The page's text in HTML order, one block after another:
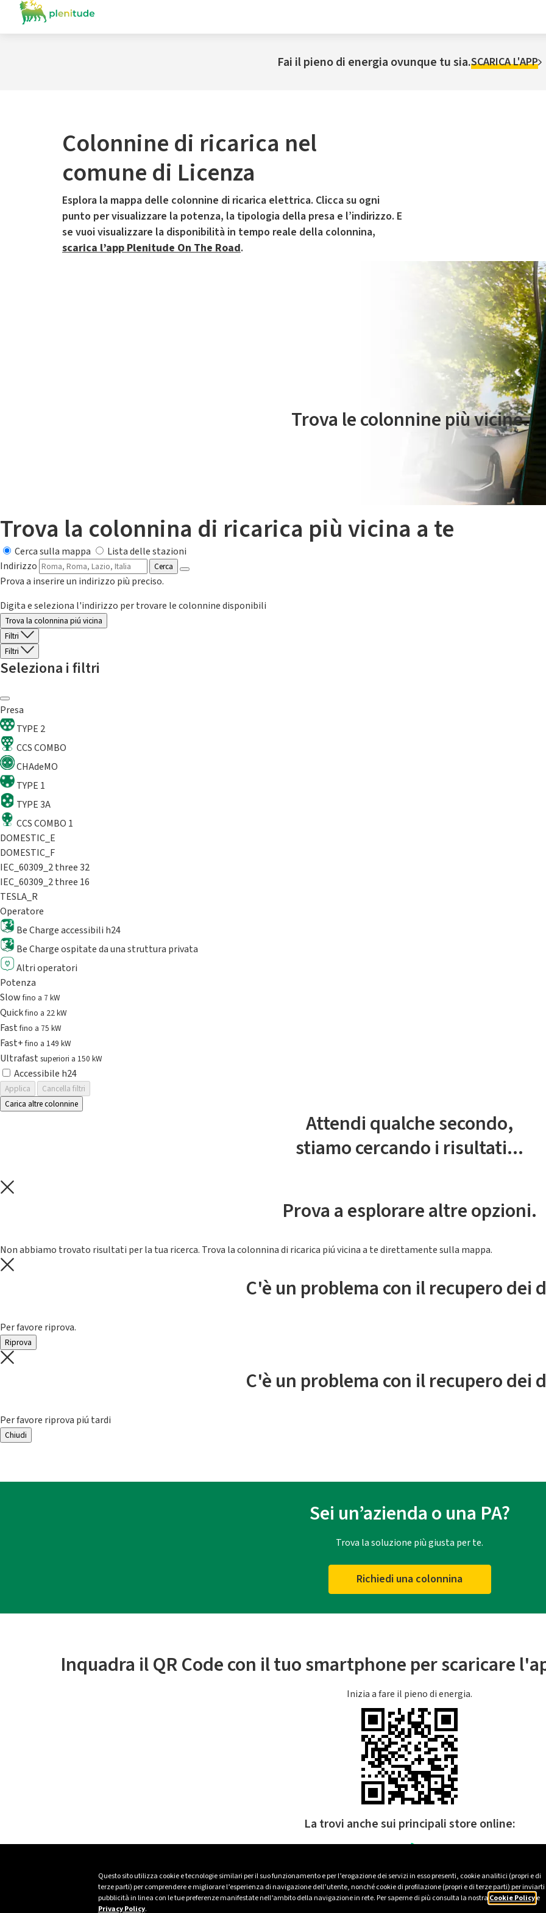
Questo sito utilizza cookie e tecnologie similari per il suo funzionamento e per l’erogazione dei servizi in esso presenti, cookie analitici (propri e di
terze parti) per comprendere e migliorare l’esperienza di navigazione dell’utente, nonché cookie di profilazione (propri e di terze parti) per inviarti
pubblicità in linea con le tue preferenze manifestate nell’ambito della navigazione in rete. Per saperne di più consulta la nostra Cookie Policye
Privacy Policy.
Fai il pieno di energia ovunque tu sia.SCARICA L'APP
Colonnine di ricarica nel
comune di Licenza
Esplora la mappa delle colonnine di ricarica elettrica. Clicca su ogni
punto per visualizzare la potenza, la tipologia della presa e l’indirizzo. E
se vuoi visualizzare la disponibilità in tempo reale della colonnina,
scarica l’app Plenitude On The Road.
Il servizio di mobilità elettrica è gestito da Plenitude On The Road
Trova le colonnine più vicine.
Trova la colonnina di ricarica più vicina a te
Cerca sulla mappa
Lista delle stazioni
Indirizzo
Cerca
Prova a inserire un indirizzo più preciso.
Digita e seleziona l'indirizzo per trovare le colonnine disponibili
Trova la colonnina piú vicina
Filtri
Filtri
Seleziona i filtri
Presa
TYPE 2
CCS COMBO
CHAdeMO
TYPE 1
TYPE 3A
CCS COMBO 1
DOMESTIC_E
DOMESTIC_F
IEC_60309_2 three 32
IEC_60309_2 three 16
TESLA_R
Operatore
Be Charge accessibili h24
Be Charge ospitate da una struttura privata
Altri operatori
Potenza
Slowfino a 7 kW
Quickfino a 22 kW
Fastfino a 75 kW
Fast+fino a 149 kW
Ultrafast superiori a 150 kW
Accessibile h24
Applica
Cancella filtri
Carica altre colonnine
Attendi qualche secondo,
stiamo cercando i risultati...
Prova a esplorare altre opzioni.
Non abbiamo trovato risultati per la tua ricerca. Trova la colonnina di ricarica piú vicina a te direttamente sulla mappa.
C'è un problema con il recupero dei
Per favore riprova.
Riprova
C'è un problema con il recupero dei
Per favore riprova piú tardi
Chiudi
Sei un’azienda o una PA?
Trova la soluzione più giusta per te.
Richiedi una colonnina
Inquadra il QR Code con il tuo smartphone per scaricare
Inizia a fare il pieno di energia.
La trovi anche sui principali store online: